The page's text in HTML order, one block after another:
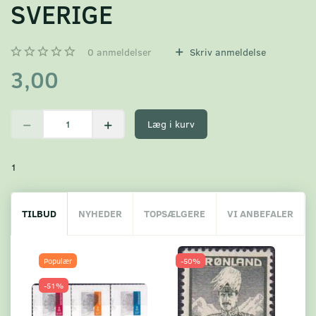
SVERIGE
0 anmeldelser Skriv anmeldelse
3,00
Læg i kurv
1
TILBUD NYHEDER TOPSÆLGERE VI ANBEFALER
Populær
-51%
-50%